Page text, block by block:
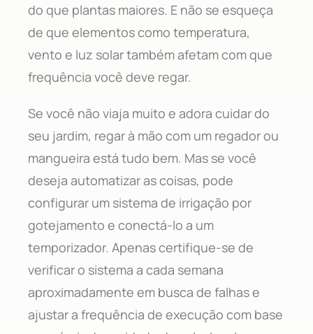
do que plantas maiores. E não se esqueça
de que elementos como temperatura,
vento e luz solar também afetam com que
frequência você deve regar.
Se você não viaja muito e adora cuidar do
seu jardim, regar à mão com um regador ou
mangueira está tudo bem. Mas se você
deseja automatizar as coisas, pode
configurar um sistema de irrigação por
gotejamento e conectá-lo a um
temporizador. Apenas certifique-se de
verificar o sistema a cada semana
aproximadamente em busca de falhas e
ajustar a frequência de execução com base